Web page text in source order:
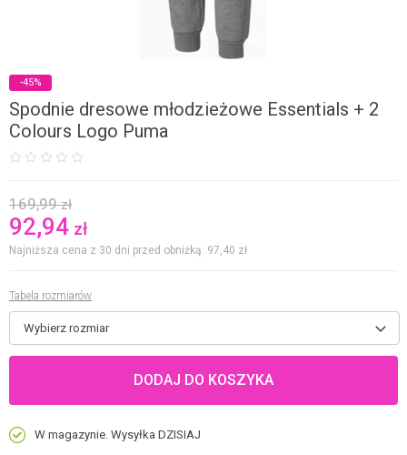
Spodnie dresowe młodzieżowe Essentials + 2
Colours Logo Puma
169,99zł
92,94 zł
Najniższa cena z 30 dni przed obniżką: 97,40 zł
Tabela rozmiarów
Wybierz rozmiar
DODAJ DO KOSZYKA
W magazynie. Wysyłka DZISIAJ
-45%